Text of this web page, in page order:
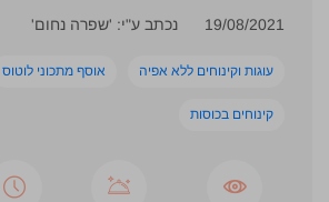
19/08/2021 נכתב ע"י: 'שפרה נחום'
עוגות וקינוחים ללא אפיה אוסף מתכוני לוטוס
קינוחים בכוסות